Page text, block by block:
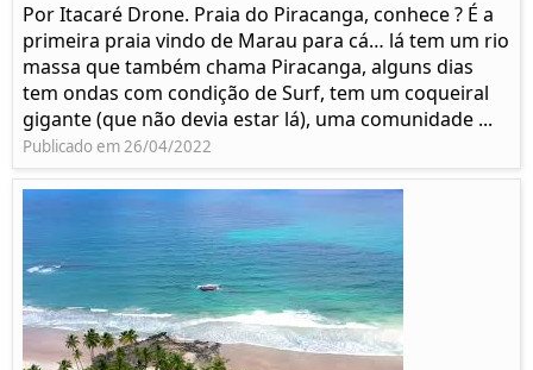
Por Itacaré Drone. Praia do Piracanga, conhece ? É a
primeira praia vindo de Marau para cá… lá tem um rio
massa que também chama Piracanga, alguns dias
tem ondas com condição de Surf, tem um coqueiral
gigante (que não devia estar lá), uma comunidade ...
Publicado em 26/04/2022